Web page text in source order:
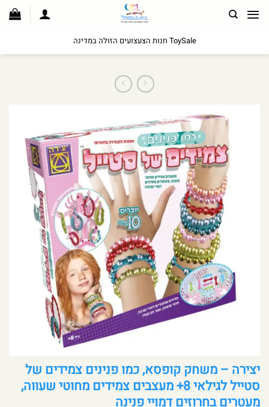
לתוכן
ToySale חנות הצעצועים הזולה במדינה
יצירה – משחק קופסא, כמו פנינים צמידים של
סטייל לגילאי 8+ מעצבים צמידים מחוטי שעווה,
מעטרים בחרוזים דמויי פנינה